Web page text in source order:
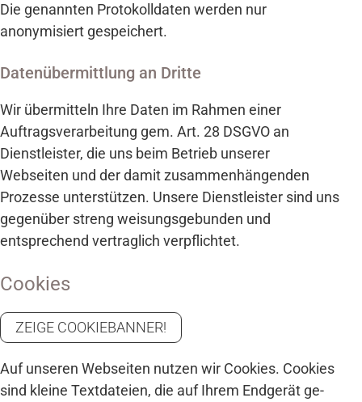
Die genannten Protokolldaten werden nur
anonymisiert gespeichert.
Daten­über­mittlung an Dritte
Wir übermitteln Ihre Daten im Rahmen einer
Auftragsverarbeitung gem. Art. 28 DSGVO an
Dienstleister, die uns beim Betrieb unserer
Webseiten und der damit zusammenhängenden
Prozesse unterstützen. Unsere Dienstleister sind uns
gegenüber streng weisungsgebunden und
entsprechend vertraglich verpflichtet.
Cookies
ZEIGE COOKIEBANNER!
Auf unseren Web­seiten nutzen wir Cookies. Cookies
sind kleine Text­dateien, die auf Ihrem End­gerät ge­